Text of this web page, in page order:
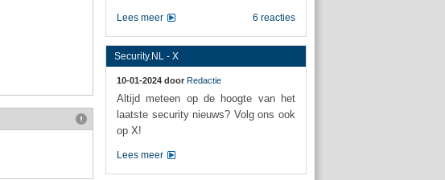
6 reacties
Lees meer
Security.NL - X
10-01-2024 door Redactie
Altijd meteen op de hoogte van het
laatste security nieuws? Volg ons ook
op X!
Lees meer